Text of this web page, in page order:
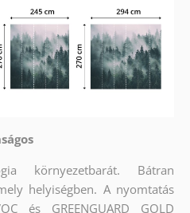
környezetbarát. Bátran
helyiségben. A nyomtatás
és GREENGUARD GOLD